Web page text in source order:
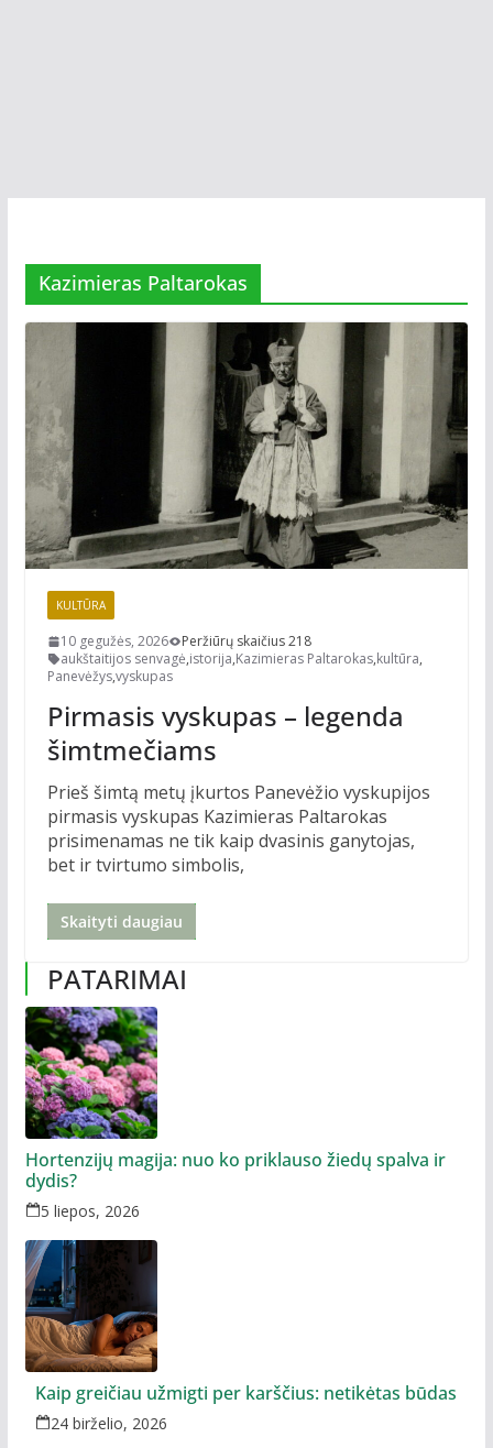
Kazimieras Paltarokas
KULTŪRA
10 gegužės, 2026
Peržiūrų skaičius 218
aukštaitijos senvagė,istorija,Kazimieras Paltarokas,kultūra,
Panevėžys,vyskupas
Pirmasis vyskupas – legenda
šimtmečiams
Prieš šimtą metų įkurtos Panevėžio vyskupijos
pirmasis vyskupas Kazimieras Paltarokas
prisimenamas ne tik kaip dvasinis ganytojas,
bet ir tvirtumo simbolis,
Skaityti daugiau
PATARIMAI
Hortenzijų magija: nuo ko priklauso žiedų spalva ir
dydis?
5 liepos, 2026
Kaip greičiau užmigti per karščius: netikėtas būdas
24 birželio, 2026